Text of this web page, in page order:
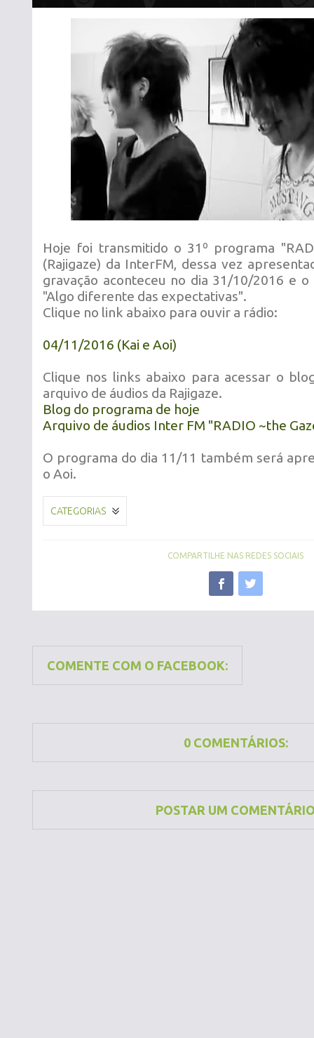
Hoje foi transmitido o 31º programa
(Rajigaze) da InterFM, dessa vez
gravação aconteceu no dia 31/10/2016 e
"Algo diferente das expectativas".
Clique no link abaixo para ouvir a rádio:
04/11/2016 (Kai e Aoi)
Clique nos links abaixo para acessar o
arquivo de áudios da Rajigaze.
Blog do programa de hoje
Arquivo de áudios Inter FM "RADIO ~the
O programa do dia 11/11 também será
o Aoi.
CATEGORIAS
COMPARTILHE NAS REDES SOCIAIS
COMENTE COM O FACEBOOK:
0 COMENTÁRIOS:
POSTAR UM